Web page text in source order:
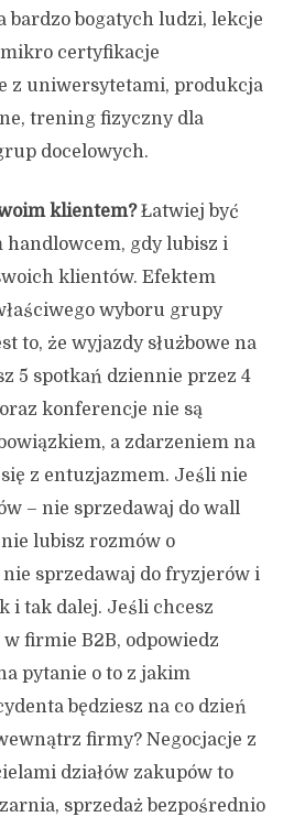
bardzo bogatych ludzi, lekcje
certyfikacje
z uniwersytetami, produkcja
trening fizyczny dla
docelowych.
klientem?Łatwiej być
handlowcem, gdy lubisz i
klientów. Efektem
wyboru grupy
to, że wyjazdy służbowe na
5 spotkań dziennie przez 4
konferencje nie są
a zdarzeniem na
z entuzjazmem. Jeśli nie
– nie sprzedawaj do wall
lubisz rozmów o
sprzedawaj do fryzjerów i
i tak dalej. Jeśli chcesz
firmie B2B, odpowiedz
pytanie o toz jakim
będziesz na co dzień
firmy? Negocjacje z
działów zakupów to
sprzedaż bezpośrednio